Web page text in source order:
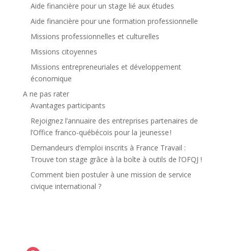
Aide financière pour un stage lié aux études
Aide financière pour une formation professionnelle
Missions professionnelles et culturelles
Missions citoyennes
Missions entrepreneuriales et développement
économique
A ne pas rater
Avantages participants
Rejoignez l’annuaire des entreprises partenaires de
l’Office franco-québécois pour la jeunesse !
Demandeurs d’emploi inscrits à France Travail :
Trouve ton stage grâce à la boîte à outils de l’OFQJ !
Comment bien postuler à une mission de service
civique international ?